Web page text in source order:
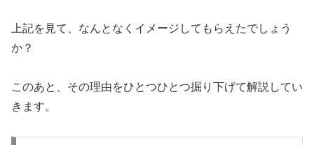
上記を見て、なんとなくイメージしてもらえたでしょう
か？
このあと、その理由をひとつひとつ掘り下げて解説してい
きます。